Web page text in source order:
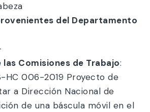
del Departamento
las Comisiones de Trabajo:
HC 006-2019 Proyecto de
a Dirección Nacional de
de una báscula móvil en el